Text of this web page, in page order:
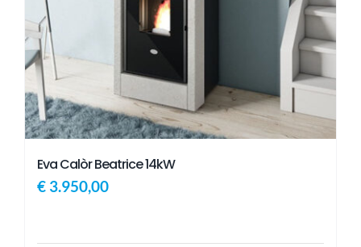
Eva Calòr Beatrice 14kW
€ 3.950,00